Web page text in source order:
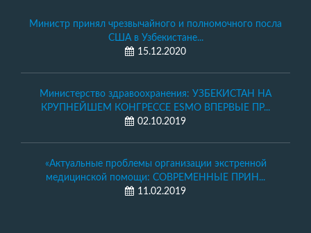
Министр принял чрезвычайного и полномочного посла
США в Узбекистане...
15.12.2020
Министерство здравоохранения: УЗБЕКИСТАН НА
КРУПНЕЙШЕМ КОНГРЕССЕ ESMO ВПЕРВЫЕ ПР...
02.10.2019
«Актуальные проблемы организации экстренной
медицинской помощи: СОВРЕМЕННЫЕ ПРИН...
11.02.2019